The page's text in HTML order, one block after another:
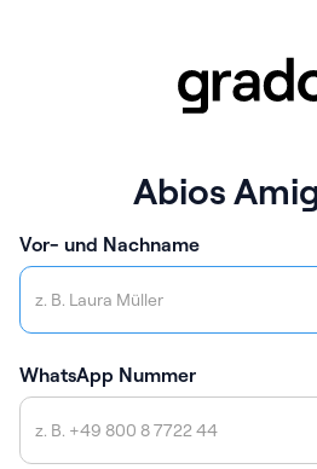
Abios
Vor- und Nachname
WhatsApp Nummer